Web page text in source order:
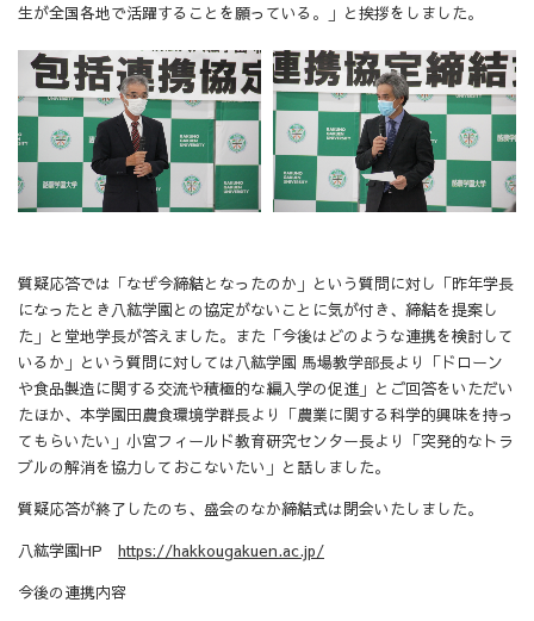
生が全国各地で活躍することを願っている。」と挨拶をしました。
質疑応答では「なぜ今締結となったのか」という質問に対し「昨年学長
になったとき八紘学園との協定がないことに気が付き、締結を提案し
た」と堂地学長が答えました。また「今後はどのような連携を検討して
いるか」という質問に対しては八紘学園 馬場教学部長より「ドローン
や食品製造に関する交流や積極的な編入学の促進」とご回答をいただい
たほか、本学園田農食環境学群長より「農業に関する科学的興味を持っ
てもらいたい」小宮フィールド教育研究センター長より「突発的なトラ
ブルの解消を協力しておこないたい」と話しました。
質疑応答が終了したのち、盛会のなか締結式は閉会いたしました。
八紘学園HP https://hakkougakuen.ac.jp/
今後の連携内容